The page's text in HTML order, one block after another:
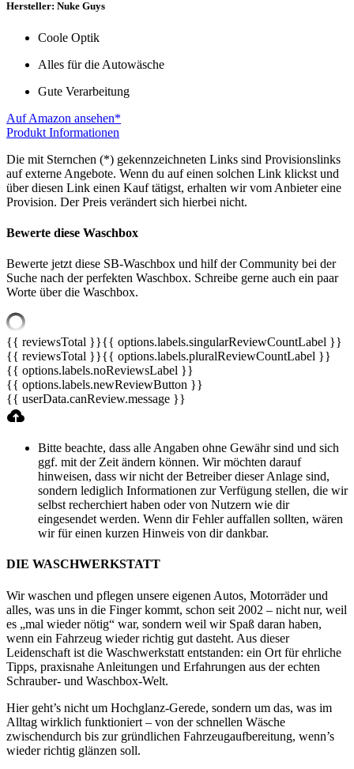
Hersteller: Nuke Guys
Coole Optik
Alles für die Autowäsche
Gute Verarbeitung
Auf Amazon ansehen*
Produkt Informationen
Die mit Sternchen (*) gekennzeichneten Links sind Provisionslinks
auf externe Angebote. Wenn du auf einen solchen Link klickst und
über diesen Link einen Kauf tätigst, erhalten wir vom Anbieter eine
Provision. Der Preis verändert sich hierbei nicht.
Bewerte diese Waschbox
Bewerte jetzt diese SB-Waschbox und hilf der Community bei der
Suche nach der perfekten Waschbox. Schreibe gerne auch ein paar
Worte über die Waschbox.
{{ reviewsTotal }}{{ options.labels.singularReviewCountLabel }}
{{ reviewsTotal }}{{ options.labels.pluralReviewCountLabel }}
{{ options.labels.noReviewsLabel }}
{{ options.labels.newReviewButton }}
{{ userData.canReview.message }}
Bitte beachte, dass alle Angaben ohne Gewähr sind und sich
ggf. mit der Zeit ändern können. Wir möchten darauf
hinweisen, dass wir nicht der Betreiber dieser Anlage sind,
sondern lediglich Informationen zur Verfügung stellen, die wir
selbst recherchiert haben oder von Nutzern wie dir
eingesendet werden. Wenn dir Fehler auffallen sollten, wären
wir für einen kurzen Hinweis von dir dankbar.
DIE WASCHWERKSTATT
Wir waschen und pflegen unsere eigenen Autos, Motorräder und
alles, was uns in die Finger kommt, schon seit 2002 – nicht nur, weil
es „mal wieder nötig“ war, sondern weil wir Spaß daran haben,
wenn ein Fahrzeug wieder richtig gut dasteht. Aus dieser
Leidenschaft ist die Waschwerkstatt entstanden: ein Ort für ehrliche
Tipps, praxisnahe Anleitungen und Erfahrungen aus der echten
Schrauber- und Waschbox-Welt.
Hier geht’s nicht um Hochglanz-Gerede, sondern um das, was im
Alltag wirklich funktioniert – von der schnellen Wäsche
zwischendurch bis zur gründlichen Fahrzeugaufbereitung, wenn’s
wieder richtig glänzen soll.